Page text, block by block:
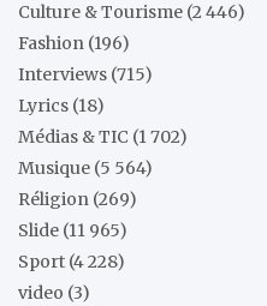
Culture & Tourisme (2 446)
Fashion (196)
Interviews (715)
Lyrics (18)
Médias & TIC (1 702)
Musique (5 564)
Réligion (269)
Slide (11 965)
Sport (4 228)
video (3)